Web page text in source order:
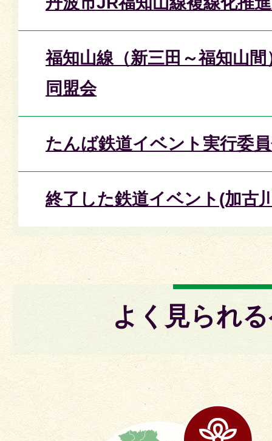
福知山線（新三田～福知山
同盟会
たんば鉄道イベント実行委
終了した鉄道イベント(加古
よく見られ